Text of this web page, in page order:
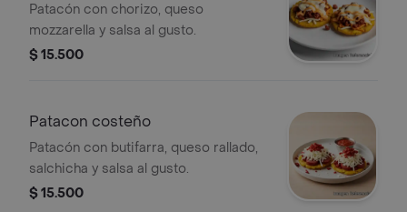
Patacón con chorizo, queso
mozzarella y salsa al gusto.
$ 15.500
Patacon costeño
Patacón con butifarra, queso rallado,
salchicha y salsa al gusto.
$ 15.500